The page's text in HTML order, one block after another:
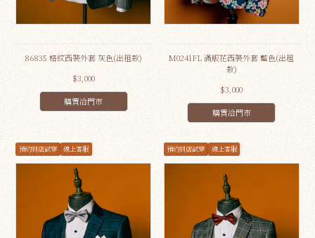
86835 格紋西裝外套 灰色(出租款)
$3,000
購買洽門市
M0241FL 滿版花西裝外套 藍色(出租
款)
$3,000
購買洽門市
預約到店試穿 線上客服 預約到店試穿 線上客服